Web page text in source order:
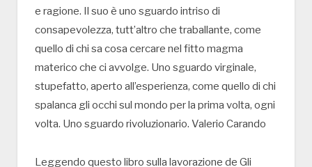
e ragione. Il suo è uno sguardo intriso di
consapevolezza, tutt’altro che traballante, come
quello di chi sa cosa cercare nel fitto magma
materico che ci avvolge. Uno sguardo virginale,
stupefatto, aperto all’esperienza, come quello di chi
spalanca gli occhi sul mondo per la prima volta, ogni
volta. Uno sguardo rivoluzionario. Valerio Carando
Leggendo questo libro sulla lavorazione de Gli